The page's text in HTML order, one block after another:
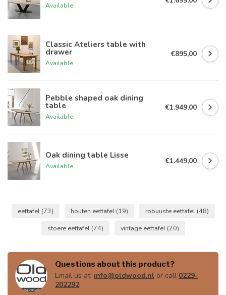
Available
Classic Ateliers table with
drawer
Available
€895,00
Pebble shaped oak dining
table
Available
€1.949,00
Oak dining table Lisse
Available
€1.449,00
eettafel (73) houten eettafel (19) robuuste eettafel (48)
stoere eettafel (74) vintage eettafel (20)
Questions about this product?
Email us at: info@oldwood.nl or call 0229-
202292.